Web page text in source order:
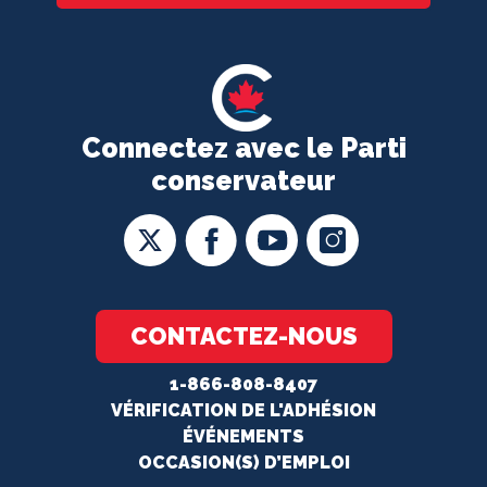
Connectez avec le Parti
conservateur
CONTACTEZ-NOUS
1-866-808-8407
VÉRIFICATION DE L'ADHÉSION
ÉVÉNEMENTS
OCCASION(S) D’EMPLOI